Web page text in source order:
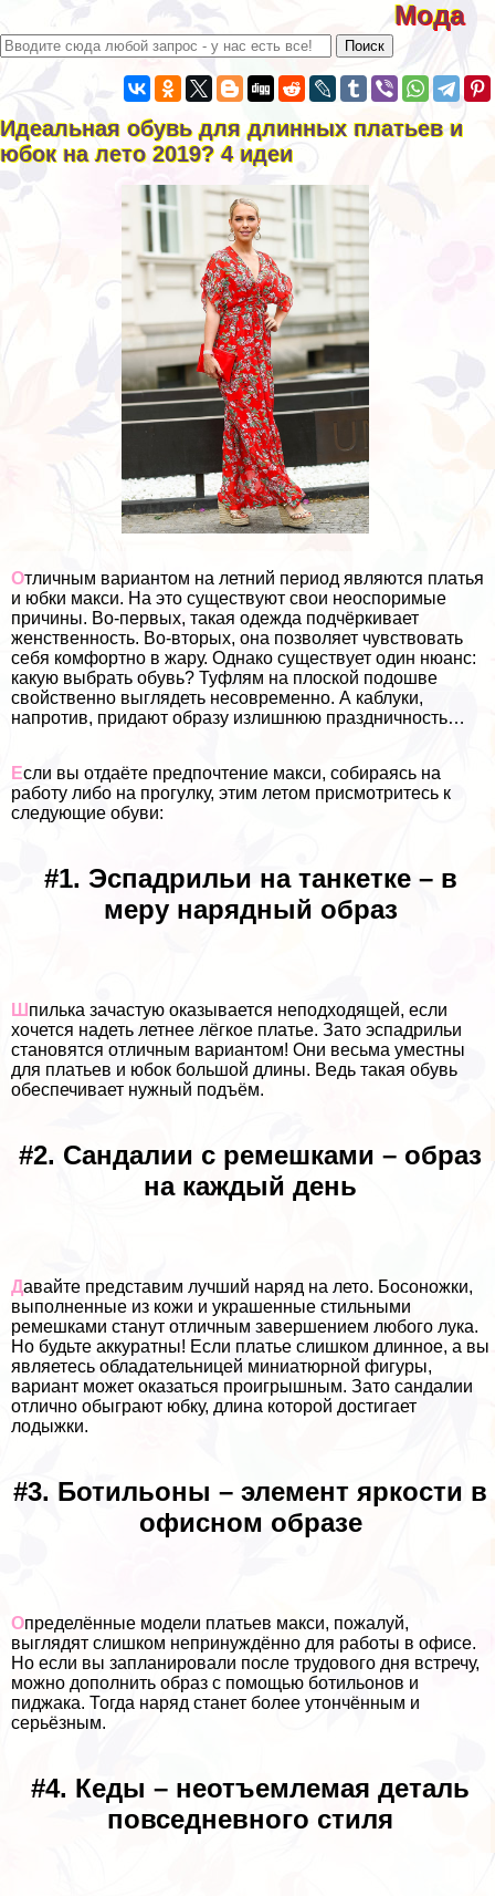
Мода
Идеальная обувь для длинных платьев и
юбок на лето 2019? 4 идеи
Отличным вариантом на летний период являются платья
и юбки макси. На это существуют свои неоспоримые
причины. Во-первых, такая одежда подчёркивает
женственность. Во-вторых, она позволяет чувствовать
себя комфортно в жару. Однако существует один нюанс:
какую выбрать обувь? Туфлям на плоской подошве
свойственно выглядеть несовременно. А каблуки,
напротив, придают образу излишнюю праздничность…
Если вы отдаёте предпочтение макси, собираясь на
работу либо на прогулку, этим летом присмотритесь к
следующие обуви:
#1. Эспадрильи на танкетке – в
меру нарядный образ
Ш пилька зачастую оказывается неподходящей, если
хочется надеть летнее лёгкое платье. Зато эспадрильи
становятся отличным вариантом! Они весьма уместны
для платьев и юбок большой длины. Ведь такая обувь
обеспечивает нужный подъём.
#2. Сандалии с ремешками – образ
на каждый день
Давайте представим лучший наряд на лето. Босоножки,
выполненные из кожи и украшенные стильными
ремешками станут отличным завершением любого лука.
Но будьте аккуратны! Если платье слишком длинное, а вы
являетесь обладательницей миниатюрной фигуры,
вариант может оказаться проигрышным. Зато сандалии
отлично обыграют юбку, длина которой достигает
лодыжки.
#3. Ботильоны – элемент яркости в
офисном образе
Определённые модели платьев макси, пожалуй,
выглядят слишком непринуждённо для работы в офисе.
Но если вы запланировали после трудового дня встречу,
можно дополнить образ с помощью ботильонов и
пиджака. Тогда наряд станет более утончённым и
серьёзным.
#4. Кеды – неотъемлемая деталь
повседневного стиля